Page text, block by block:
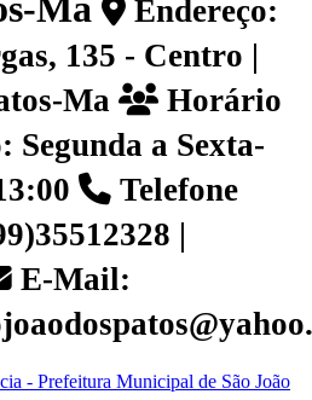
Ma
Endereço:
135 - Centro |
Ma
Horário
Segunda a Sexta-
Telefone
|
E-Mail:
- Prefeitura Municipal de São João